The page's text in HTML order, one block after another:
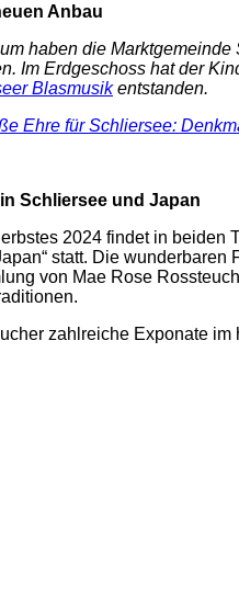
Anbau
haben die
Im Erdgeschoss hat der
Blasmusikentstanden.
Ehre für Schliersee:
Schliersee und Japan
2024 findet in
statt. Die
von Mae Rose
zahlreiche Exponate